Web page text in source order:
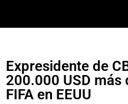
Expresidente de
200.000 USD más
FIFA en EEUU